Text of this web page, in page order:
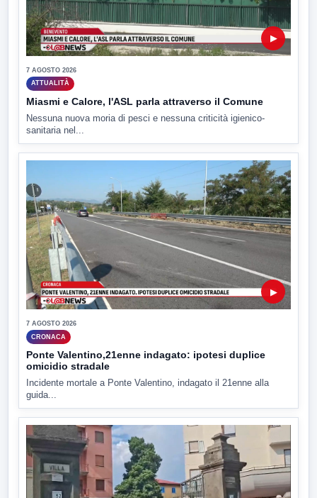
▶
7 AGOSTO 2026
ATTUALITÀ
Miasmi e Calore, l'ASL parla attraverso il Comune
Nessuna nuova moria di pesci e nessuna criticità igienico-
sanitaria nel...
▶
7 AGOSTO 2026
CRONACA
Ponte Valentino,21enne indagato: ipotesi duplice
omicidio stradale
Incidente mortale a Ponte Valentino, indagato il 21enne alla
guida...